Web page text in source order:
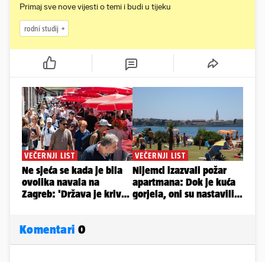
Primaj sve nove vijesti o temi i budi u tijeku
rodni studij
Komentari 0